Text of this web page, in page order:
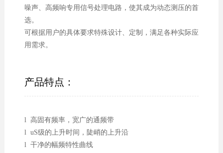
噪声、高频响专用信号处理电路，使其成为动态测压的首
选。
可根据用户的具体要求特殊设计、定制，满足各种实际应
用需求。
产品特点：
l 高固有频率，宽广的通频带
l uS级的上升时间，陡峭的上升沿
l 干净的幅频特性曲线